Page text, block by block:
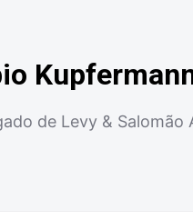
de Levy & Salomão